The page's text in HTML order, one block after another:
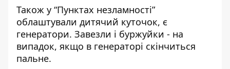
Також у “Пунктах незламності”
облаштували дитячий куточок, є
генератори. Завезли і буржуйки - на
випадок, якщо в генераторі скінчиться
пальне.